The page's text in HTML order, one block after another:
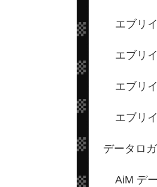
エブリ
エブリ
エブリ
エブリ
データロ
AiM デ